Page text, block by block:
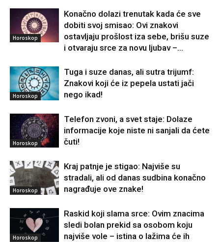
Horoskop
Konačno dolazi trenutak kada će sve
dobiti svoj smisao: Ovi znakovi
ostavljaju prošlost iza sebe, brišu suze
i otvaraju srce za novu ljubav –...
Horoskop
Tuga i suze danas, ali sutra trijumf:
Znakovi koji će iz pepela ustati jači
nego ikad!
Horoskop
Telefon zvoni, a svet staje: Dolaze
informacije koje niste ni sanjali da ćete
čuti!
Horoskop
Kraj patnje je stigao: Najviše su
stradali, ali od danas sudbina konačno
nagrađuje ove znake!
Horoskop
Raskid koji slama srce: Ovim znacima
sledi bolan prekid sa osobom koju
najviše vole – istina o lažima će ih